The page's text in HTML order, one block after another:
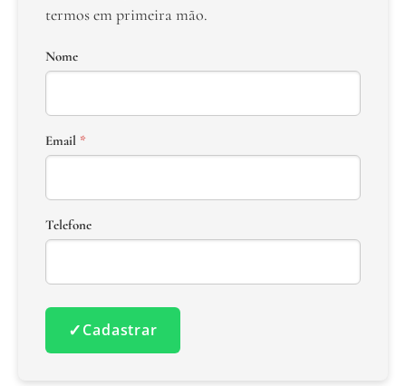
termos em primeira mão.
Nome
Email *
Telefone
✓Cadastrar